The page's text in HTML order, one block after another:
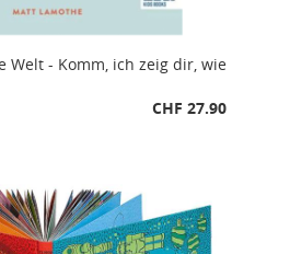
Welt - Komm, ich zeig dir, wie
CHF 27.90